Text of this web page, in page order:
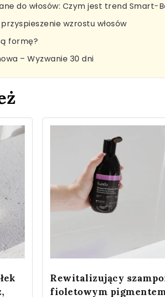
do włosów: Czym jest trend Smart-
wzrostu włosów
formę?
– Wyzwanie 30 dni
Rewitalizujący
fioletowym